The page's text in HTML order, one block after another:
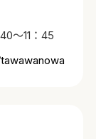
～11：45